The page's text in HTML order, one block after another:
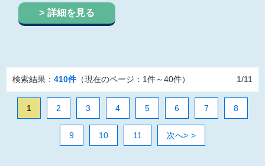
詳細を見る
検索結果：410件（現在のページ：1件～40件） 1/11
1 2 3 4 5 6 7 8
9 10 11 次へ>